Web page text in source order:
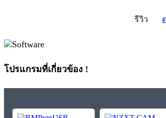
รีวิว
โปรแกรมที่เกี่ยวข้อง !